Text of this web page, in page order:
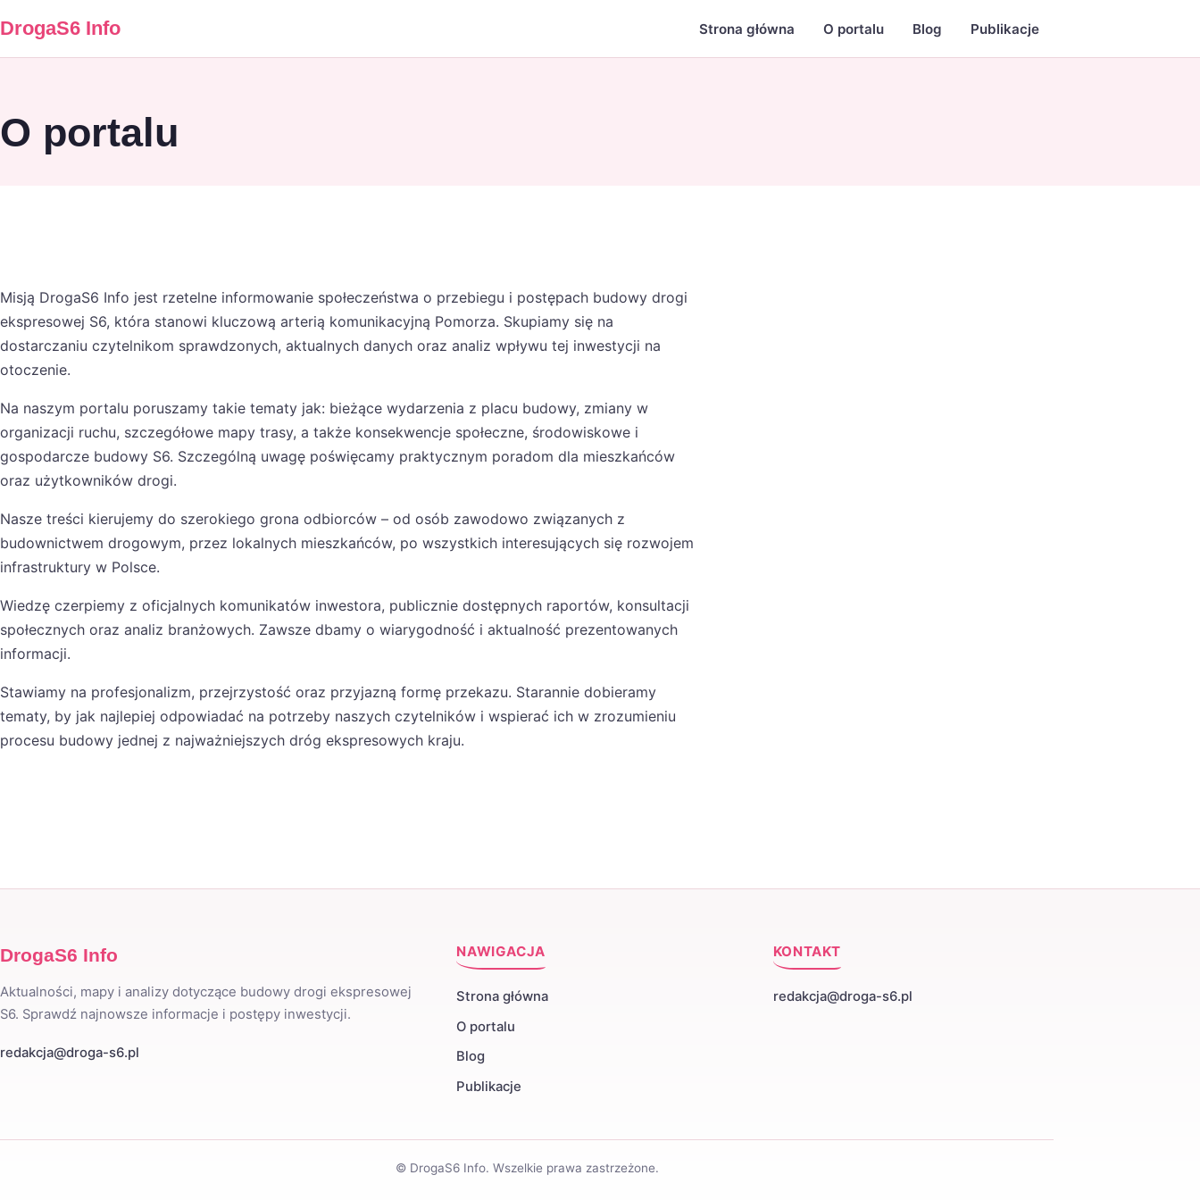
DrogaS6 Info Strona główna O portalu Blog Publikacje
O portalu
Misją DrogaS6 Info jest rzetelne informowanie społeczeństwa o przebiegu i postępach budowy drogi
ekspresowej S6, która stanowi kluczową arterią komunikacyjną Pomorza. Skupiamy się na
dostarczaniu czytelnikom sprawdzonych, aktualnych danych oraz analiz wpływu tej inwestycji na
otoczenie.
Na naszym portalu poruszamy takie tematy jak: bieżące wydarzenia z placu budowy, zmiany w
organizacji ruchu, szczegółowe mapy trasy, a także konsekwencje społeczne, środowiskowe i
gospodarcze budowy S6. Szczególną uwagę poświęcamy praktycznym poradom dla mieszkańców
oraz użytkowników drogi.
Nasze treści kierujemy do szerokiego grona odbiorców – od osób zawodowo związanych z
budownictwem drogowym, przez lokalnych mieszkańców, po wszystkich interesujących się rozwojem
infrastruktury w Polsce.
Wiedzę czerpiemy z oficjalnych komunikatów inwestora, publicznie dostępnych raportów, konsultacji
społecznych oraz analiz branżowych. Zawsze dbamy o wiarygodność i aktualność prezentowanych
informacji.
Stawiamy na profesjonalizm, przejrzystość oraz przyjazną formę przekazu. Starannie dobieramy
tematy, by jak najlepiej odpowiadać na potrzeby naszych czytelników i wspierać ich w zrozumieniu
procesu budowy jednej z najważniejszych dróg ekspresowych kraju.
DrogaS6 Info
Aktualności, mapy i analizy dotyczące budowy drogi ekspresowej
S6. Sprawdź najnowsze informacje i postępy inwestycji.
redakcja@droga-s6.pl
NAWIGACJA
Strona główna
O portalu
Blog
Publikacje
KONTAKT
redakcja@droga-s6.pl
© DrogaS6 Info. Wszelkie prawa zastrzeżone.